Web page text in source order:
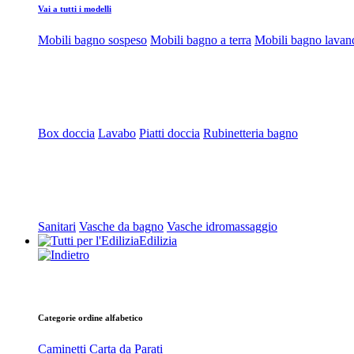
Vai a tutti i modelli
Mobili bagno sospeso Mobili bagno a terra Mobili bagno
Box doccia Lavabo Piatti doccia Rubinetteria bagno
Sanitari Vasche da bagno Vasche idromassaggio
Edilizia
Categorie ordine alfabetico
Caminetti Carta da Parati